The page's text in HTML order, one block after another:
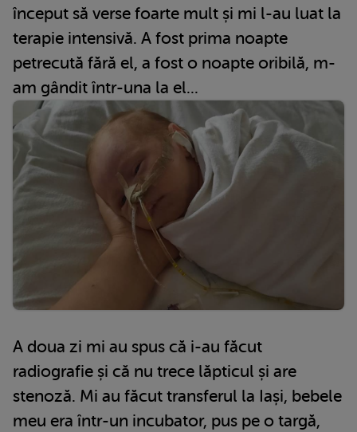
început să verse foarte mult și mi l-au luat la
terapie intensivă. A fost prima noapte
petrecută fără el, a fost o noapte oribilă, m-
am gândit într-una la el...
A doua zi mi au spus că i-au făcut
radiografie și că nu trece lăpticul și are
stenoză. Mi au făcut transferul la Iași, bebele
meu era într-un incubator, pus pe o targă,